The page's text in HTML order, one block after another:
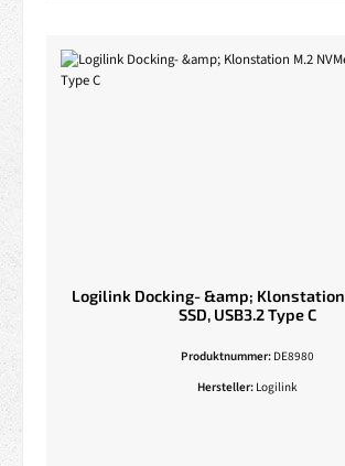
Logilink Docking- &amp; Klonstation M.2 NVMe
SSD, USB3.2 Type C
Produktnummer: DE8980
Hersteller: Logilink